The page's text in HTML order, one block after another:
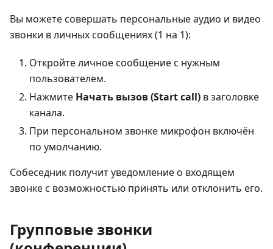
Вы можете совершать персональные аудио и видео
звонки в личных сообщениях (1 на 1):
Откройте личное сообщение с нужным
пользователем.
Нажмите Начать вызов (Start call) в заголовке
канала.
При персональном звонке микрофон включён
по умолчанию.
Собеседник получит уведомление о входящем
звонке с возможностью принять или отклонить его.
Групповые звонки